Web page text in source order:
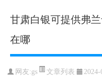
甘肃白银可提供弗
在哪
网友:gs 文章列表 2024-